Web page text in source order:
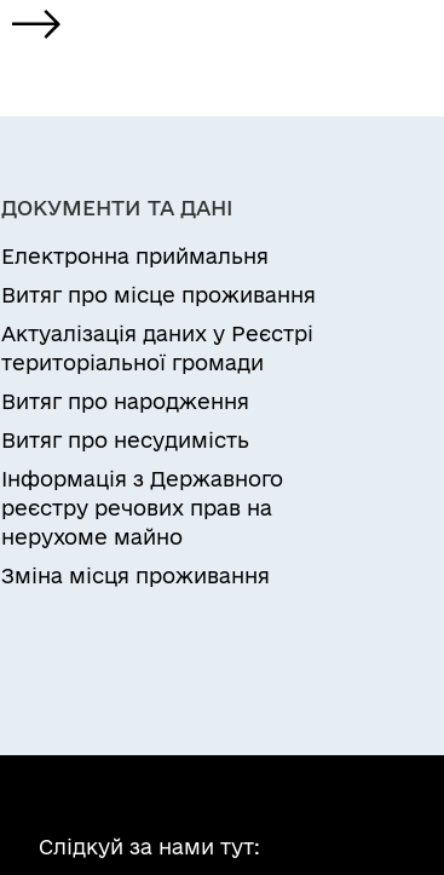
ДОКУМЕНТИ ТА ДАНІ
Електронна приймальня
Витяг про місце проживання
Актуалізація даних у Реєстрі
територіальної громади
Витяг про народження
Витяг про несудимість
Інформація з Державного
реєстру речових прав на
нерухоме майно
Зміна місця проживання
Слідкуй за нами тут: